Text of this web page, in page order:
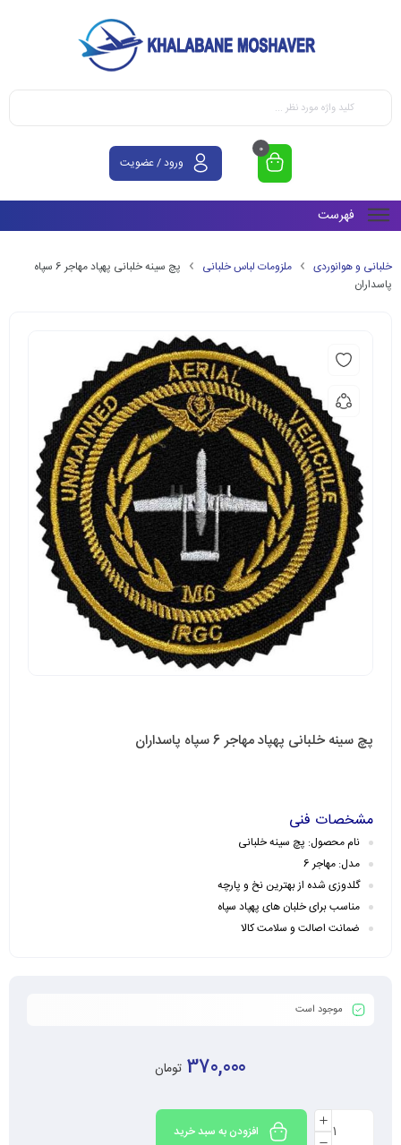
0
ورود / عضویت
فهرست
خلبانی و هوانوردی ملزومات لباس خلبانی
پچ سینه خلبانی پهپاد مهاجر 6 سپاه
پاسداران
پچ سینه خلبانی پهپاد مهاجر 6 سپاه پاسداران
مشخصات فنی
نام محصول: پچ سینه خلبانی
مدل: مهاجر 6
گلدوزی شده از بهترین نخ و پارچه
مناسب برای خلبان های پهپاد سپاه
ضمانت اصالت و سلامت کالا
موجود است
370,000 تومان
افزودن به سبد خرید